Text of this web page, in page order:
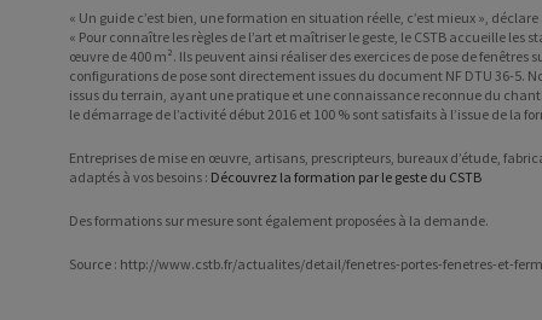
« Un guide c’est bien, une formation en situation réelle, c’est mieux »,
« Pour connaître les règles de l’art et maîtriser le geste, le CSTB accueille les
œuvre de 400 m². Ils peuvent ainsi réaliser des exercices de pose de fenêtres
configurations de pose sont directement issues du document NF DTU 36-5.
issus du terrain, ayant une pratique et une connaissance reconnue du
le démarrage de l’activité début 2016 et 100 % sont satisfaits à l’issue de la
Entreprises de mise en œuvre, artisans, prescripteurs, bureaux d’étude,
adaptés à vos besoins : Découvrez la formation par le geste du CSTB
Des formations sur mesure sont également proposées à la demande.
Source : http://www.cstb.fr/actualites/detail/fenetres-portes-fenetres-et-